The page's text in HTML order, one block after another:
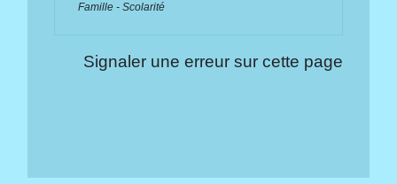
Famille - Scolarité
Signaler une erreur sur cette page